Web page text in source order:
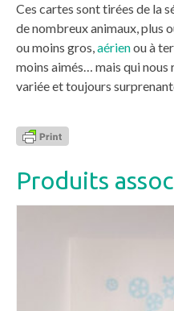
Ces cartes sont tirées de la
de nombreux animaux, plus
ou moins gros,aérienou à
moins aimés… mais qui
variée et toujours
Produits